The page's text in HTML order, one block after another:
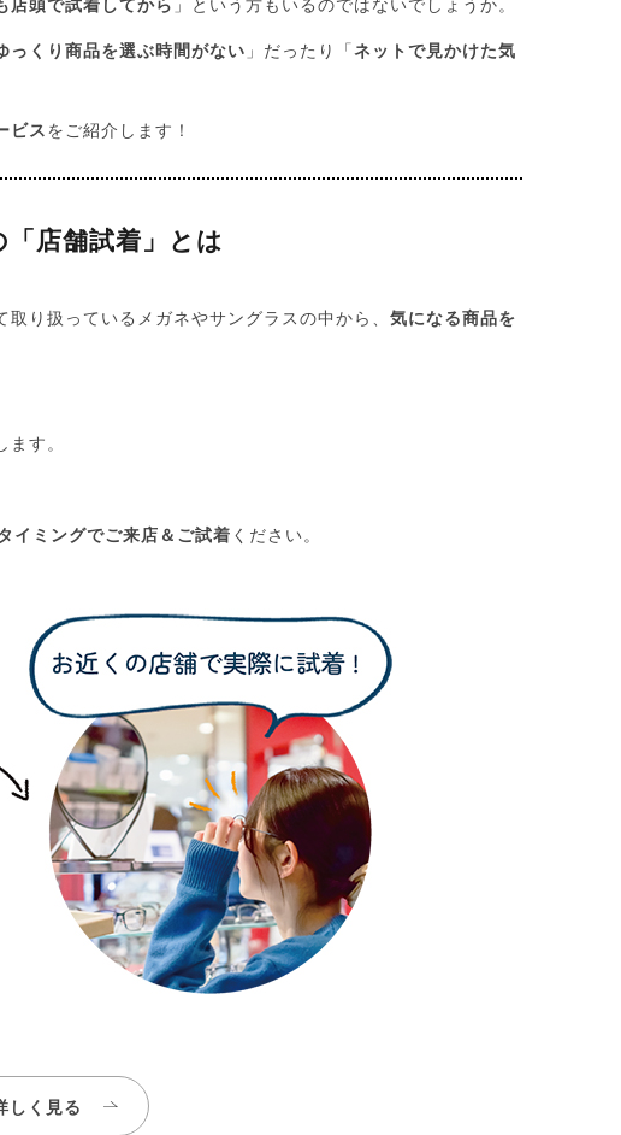
店頭で試着してから 」という方もいるのではないでしょうか。
っくり商品を選ぶ時間がない 」だったり「ネットで見かけた気
ビスをご紹介します！
店舗試着」とは
取り扱っているメガネやサングラスの中から、 気になる商品を
ます。
イミングでご来店＆ご試着 ください。
しく見る